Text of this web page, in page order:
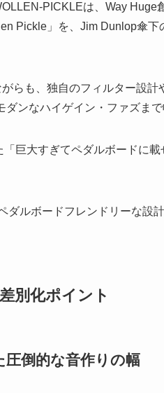
PICKLEは、Way
Pickle」を、Jim Dunlop傘
らも、独自のフィルター設
ンなハイゲイン・ファズま
巨大すぎてペダルボードに
ルボードフレンドリーな設
別化ポイント
圧倒的な音作りの幅